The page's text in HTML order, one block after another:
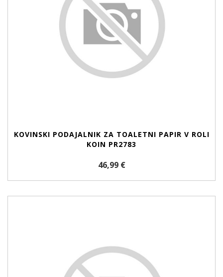
KOVINSKI PODAJALNIK ZA TOALETNI PAPIR V ROLI
KOIN PR2783
46,99 €